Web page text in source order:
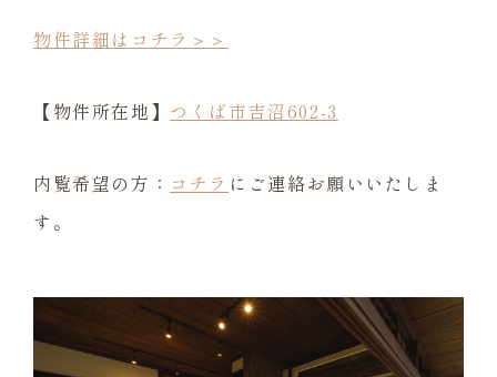
物件詳細はコチラ＞＞
【物件所在地】 つくば市吉沼602-3
内覧希望の方： コチラ にご連絡お願いいたしま
す。